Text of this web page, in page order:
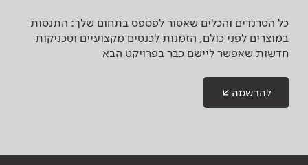
כל הטרנדים והכלים שאסור לפספס בתחום שלך: התנסות
במוצרים לפני כולם, הזמנות לכנסים מקצועיים וטכניקות
חדשות שאפשר ליישם כבר בפרויקט הבא
להרשמה